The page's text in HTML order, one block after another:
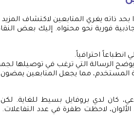
ذاته يغري المتابعين لاكتشاف
فورية نحو محتواه. إليك بعض
احترافياً.
الرسالة التي ترغب في توصيلها
مما يجعل المتابعين يمضون
كان لدي بروفايل بسيط للغاية. لكن
لاحظت طفرة في عدد